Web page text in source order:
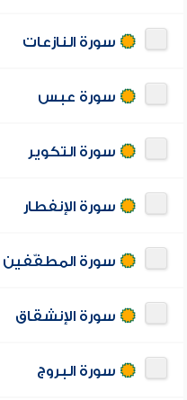
سورة النازعات
سورة عبس
سورة التكوير
سورة الإنفطار
سورة المطفّفين
سورة الإنشقاق
سورة البروج